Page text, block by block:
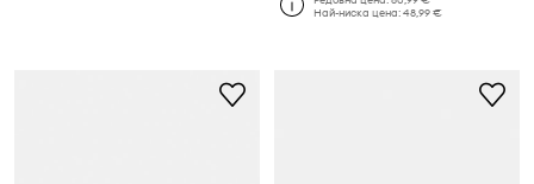
Най-ниска цена:48,99 €